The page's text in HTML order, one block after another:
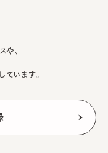
や、
ています。